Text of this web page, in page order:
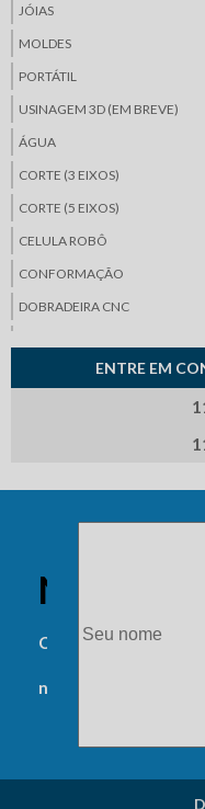
JÓIAS
MOLDES
PORTÁTIL
USINAGEM 3D (EM BREVE)
ÁGUA
CORTE (3 EIXOS)
CORTE (5 EIXOS)
CELULA ROBÔ
CONFORMAÇÃO
DOBRADEIRA CNC
CALANDRA DE TUBOS
ENTRE EM
Cadastre-se e receba
novidades.